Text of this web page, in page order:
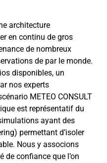
architecture
en continu de gros
de nombreux
de par le monde.
disponibles, un
nos experts
METEO CONSULT
est représentatif du
ayant des
permettant d’isoler
Nous y associons
de confiance que l’on